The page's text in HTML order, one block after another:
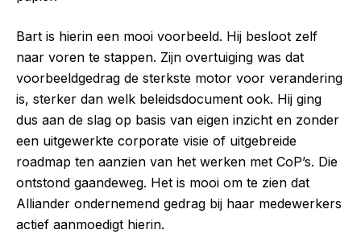
Bart is hierin een mooi voorbeeld. Hij besloot zelf
naar voren te stappen. Zijn overtuiging was dat
voorbeeldgedrag de sterkste motor voor verandering
is, sterker dan welk beleidsdocument ook. Hij ging
dus aan de slag op basis van eigen inzicht en zonder
een uitgewerkte corporate visie of uitgebreide
roadmap ten aanzien van het werken met CoP’s. Die
ontstond gaandeweg. Het is mooi om te zien dat
Alliander ondernemend gedrag bij haar medewerkers
actief aanmoedigt hierin.